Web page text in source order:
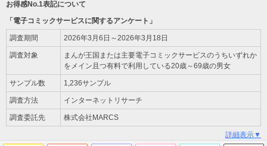
お得感No.1表記について
「電子コミックサービスに関するアンケート」
調査期間 2026年3月6日～2026年3月18日
調査対象
まんが王国または主要電子コミックサービスのうちいずれか
をメイン且つ有料で利用している20歳～69歳の男女
サンプル数 1,236サンプル
調査方法 インターネットリサーチ
調査委託先 株式会社MARCS
詳細表示▼